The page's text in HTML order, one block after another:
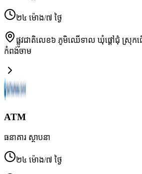
២៤ ម៉ោង/៧ ថ្ងៃ
ផ្លូវជាតិលេខ៦ ភូមិឈើទាល ឃុំផ្ដៅជុំ ស្រុកជើ
កំពង់ចាម
ATM
ធនាគារ ស្ថាបនា
២៤ ម៉ោង/៧ ថ្ងៃ